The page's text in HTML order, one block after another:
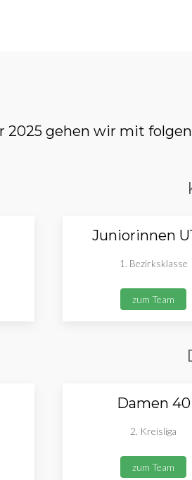
2025 gehen wir mit
Juniorinnen
1. Bezirksklasse
zum Team
Damen 40
2. Kreisliga
zum Team